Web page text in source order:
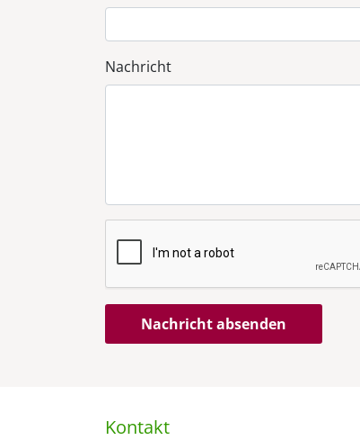
Nachricht
Nachricht absenden
Kontakt